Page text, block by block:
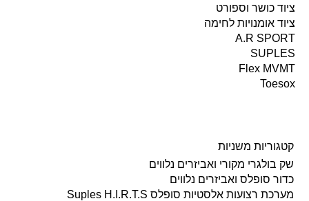
שק בולגרי מקורי ואביזרים נלווים
כדור סופלס ואביזרים נלווים
מערכת רצועות אלסטיות סופלס Suples H.I.R.T.S
קטגוריות משניות
ציוד כושר וספורט
ציוד אומנויות לחימה
A.R SPORT
SUPLES
Flex MVMT
Toesox